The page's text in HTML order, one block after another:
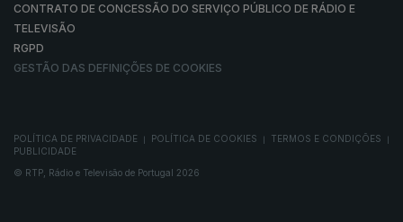
CONTRATO DE CONCESSÃO DO SERVIÇO PÚBLICO DE RÁDIO E
TELEVISÃO
RGPD
GESTÃO DAS DEFINIÇÕES DE COOKIES
POLÍTICA DE PRIVACIDADE POLÍTICA DE COOKIES TERMOS E CONDIÇÕES
PUBLICIDADE
© RTP, Rádio e Televisão de Portugal 2026